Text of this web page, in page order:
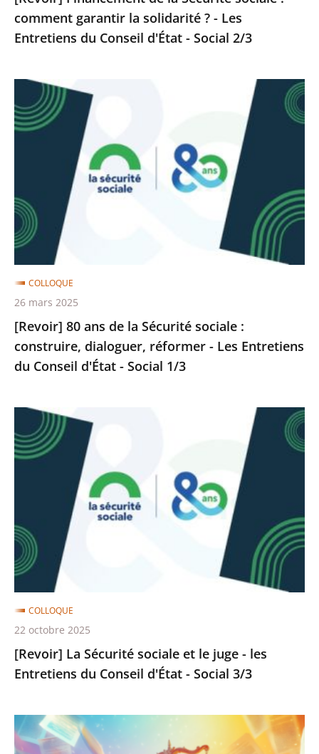
Les
Entretiens
Conseil
d'État
-
comment garantir la solidarité ? - Les
Entretiens du Conseil d'État - Social 2/3
[Revoir]
80
ans
sociale
construire,
dialoguer,
réformer
-
Les
Entretiens
du
d'État
Social
[Revoir] 80 ans de la Sécurité sociale :
construire, dialoguer, réformer - Les Entretiens
du Conseil d'État - Social 1/3
COLLOQUE
26 mars 2025
[Revoir]
La
Sécurité
juge
les
Entretiens
du
Conseil
d'État
-
3/3
[Revoir] La Sécurité sociale et le juge - les
Entretiens du Conseil d'État - Social 3/3
COLLOQUE
22 octobre 2025
[Revoir]
Le